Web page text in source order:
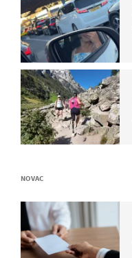
NOVAC